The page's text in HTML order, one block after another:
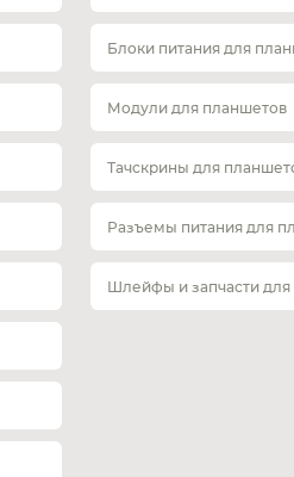
Блоки питания для
Модули для планшетов
Тачскрины для
Разъемы питания для
Шлейфы и запчасти